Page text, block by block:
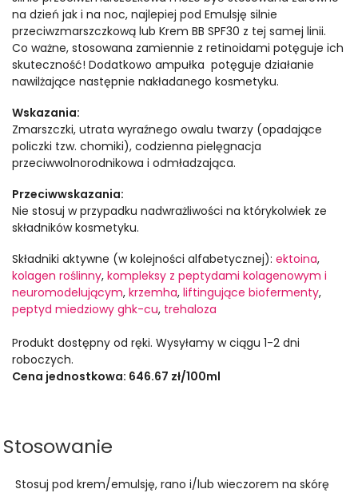
na dzień jak i na noc, najlepiej pod Emulsję silnie
przeciwzmarszczkową lub Krem BB SPF30 z tej samej linii.
Co ważne, stosowana zamiennie z retinoidami potęguje ich
skuteczność! Dodatkowo ampułka potęguje działanie
nawilżające następnie nakładanego kosmetyku.
Wskazania:
Zmarszczki, utrata wyraźnego owalu twarzy (opadające
policzki tzw. chomiki), codzienna pielęgnacja
przeciwwolnorodnikowa i odmładzająca.
Przeciwwskazania:
Nie stosuj w przypadku nadwrażliwości na którykolwiek ze
składników kosmetyku.
Składniki aktywne (w kolejności alfabetycznej): ektoina,
kolagen roślinny, kompleksy z peptydami kolagenowym i
neuromodelującym, krzemha, liftingujące biofermenty,
peptyd miedziowy ghk-cu, trehaloza
Produkt dostępny od ręki. Wysyłamy w ciągu 1-2 dni
roboczych.
Cena jednostkowa: 646.67 zł/100ml
Stosowanie
Stosuj pod krem/emulsję, rano i/lub wieczorem na skórę